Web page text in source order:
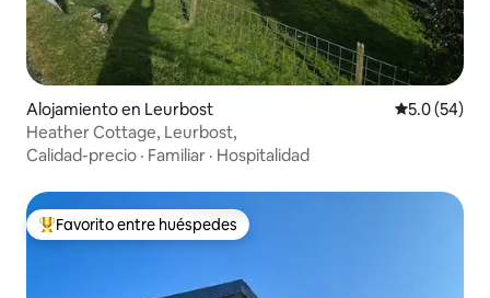
Alojamiento en Leurbost Calificación
5.0 (54)
Heather Cottage, Leurbost,
Calidad-precio · Familiar · Hospitalidad
Favorito entre huéspedes preferido
Favorito entre huéspedes